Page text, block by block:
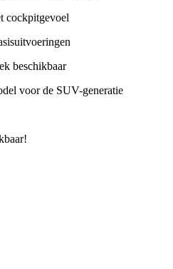
cockpitgevoel
beschikbaar
voor de SUV-generatie